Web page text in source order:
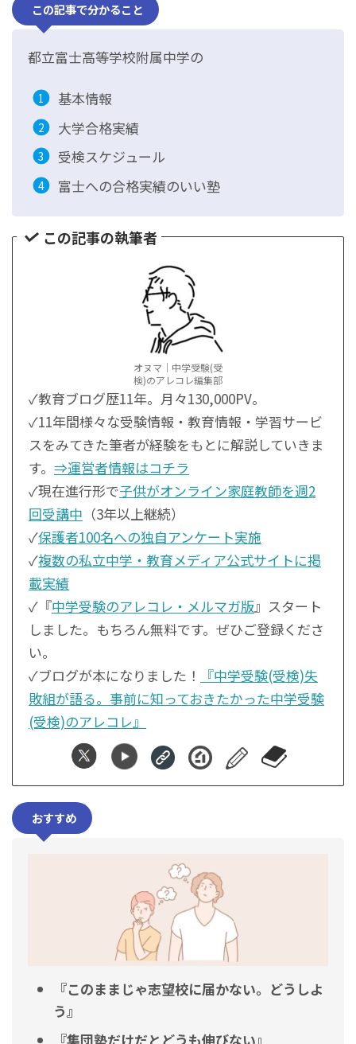
この記事で分かること
都立富士高等学校附属中学の
基本情報
大学合格実績
受検スケジュール
富士への合格実績のいい塾
この記事の執筆者
オヌマ｜中学受験(受
検)のアレコレ編集部
✓教育ブログ歴11年。月々130,000PV。
✓11年間様々な受験情報・教育情報・学習サービ
スをみてきた筆者が経験をもとに解説していきま
す。 ⇒運営者情報はコチラ
✓現在進行形で子供がオンライン家庭教師を週2
回受講中 （3年以上継続）
✓保護者100名への独自アンケート実施
✓複数の私立中学・教育メディア公式サイトに掲
載実績
✓『中学受験のアレコレ・メルマガ版』スタート
しました。もちろん無料です。ぜひご登録くださ
い。
✓ブログが本になりました！
『中学受験(受検)失
敗組が語る。事前に知っておきたかった中学受験
(受検)のアレコレ』
おすすめ
『このままじゃ志望校に届かない。どうしよ
う』
『集団塾だけだとどうも伸びない』